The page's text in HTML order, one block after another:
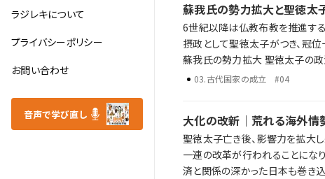
ラジレキについて
プライバシーポリシー
お問い合わせ
音声で学び直し
蘇我氏の勢力拡大と聖徳太
6世紀以降は仏教布教を推進する蘇
摂政として聖徳太子がつき、冠
蘇我氏の勢力拡大 聖徳太子の政治改革 冠位十二階や十七条憲法の内容とその影響 歴史年表だけでは語り尽くせな
い激動の時代に起きた陰謀・野望
03.古代国家の成立 #04
大化の改新｜荒れる海外情
聖徳太子亡き後、影響力を拡大
一連の改革が行われることになります。 一方で、隋の滅亡や唐の朝鮮半島侵攻など大陸情勢は不安
済と関係の深かった日本も巻き込まれていきました。 蘇我氏の終焉 大化